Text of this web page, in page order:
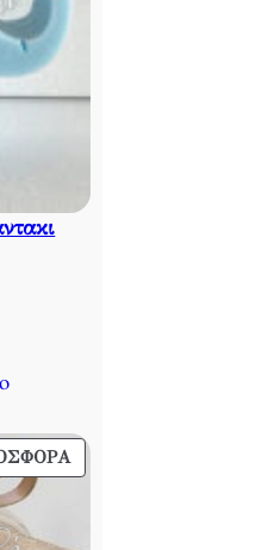
ΠΡΟΪΌΝ
ΣΕ